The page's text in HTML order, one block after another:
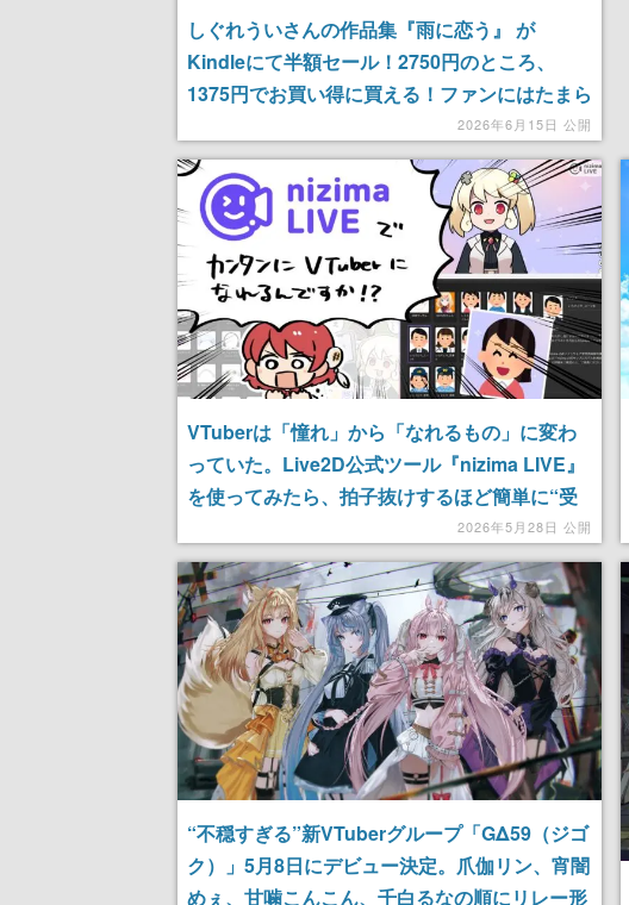
しぐれういさんの作品集『雨に恋う』 が
Kindleにて半額セール！2750円のところ、
1375円でお買い得に買える！ファンにはたまら
2026年6月15日 公開
VTuberは「憧れ」から「なれるもの」に変わ
っていた。Live2D公式ツール『nizima LIVE』
を使ってみたら、拍子抜けするほど簡単に“受
2026年5月28日 公開
“不穏すぎる”新VTuberグループ「GΔ59（ジゴ
ク）」5月8日にデビュー決定。爪伽リン、宵闇
めぇ、甘噛こんこん、千白るなの順にリレー形